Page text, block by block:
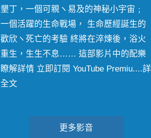
墾丁，一個可親ヽ易及的神秘小宇宙﹔
一個活躍的生命戰場， 生命歷經誕生的
歡欣ヽ死亡的考驗 終將在淬煉後，浴火
重生，生生不息…… 這部影片中的配樂
瞭解詳情 立即訂閱 YouTube Premiu....詳
全文
更多影音